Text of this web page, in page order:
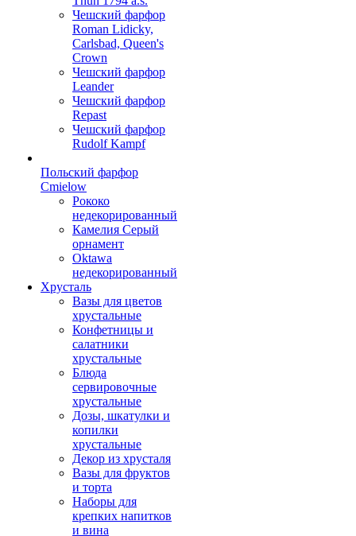
Чешский фарфор
Roman Lidicky,
Carlsbad, Queen's
Crown
Чешский фарфор
Leander
Чешский фарфор
Repast
Чешский фарфор
Rudolf Kampf
Польский фарфор
Сmielow
Рококо
недекорированный
Камелия Серый
орнамент
Oktawa
недекорированный
Хрусталь
Вазы для цветов
хрустальные
Конфетницы и
салатники
хрустальные
Блюда
сервировочные
хрустальные
Дозы, шкатулки и
копилки
хрустальные
Декор из хрусталя
Вазы для фруктов
и торта
Наборы для
крепких напитков
и вина